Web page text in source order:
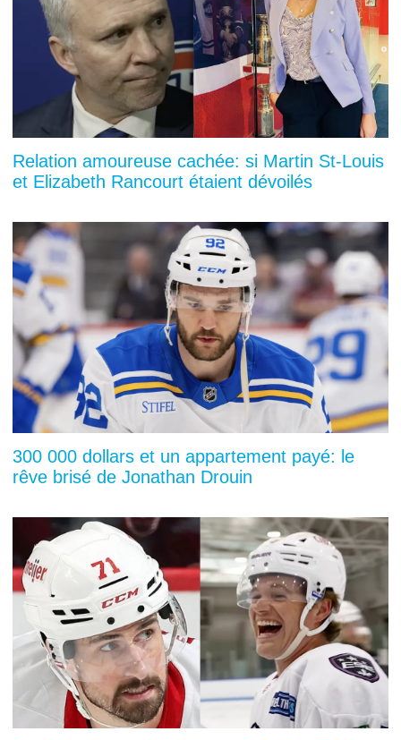
Relation amoureuse cachée: si Martin St-Louis
et Elizabeth Rancourt étaient dévoilés
300 000 dollars et un appartement payé: le
rêve brisé de Jonathan Drouin